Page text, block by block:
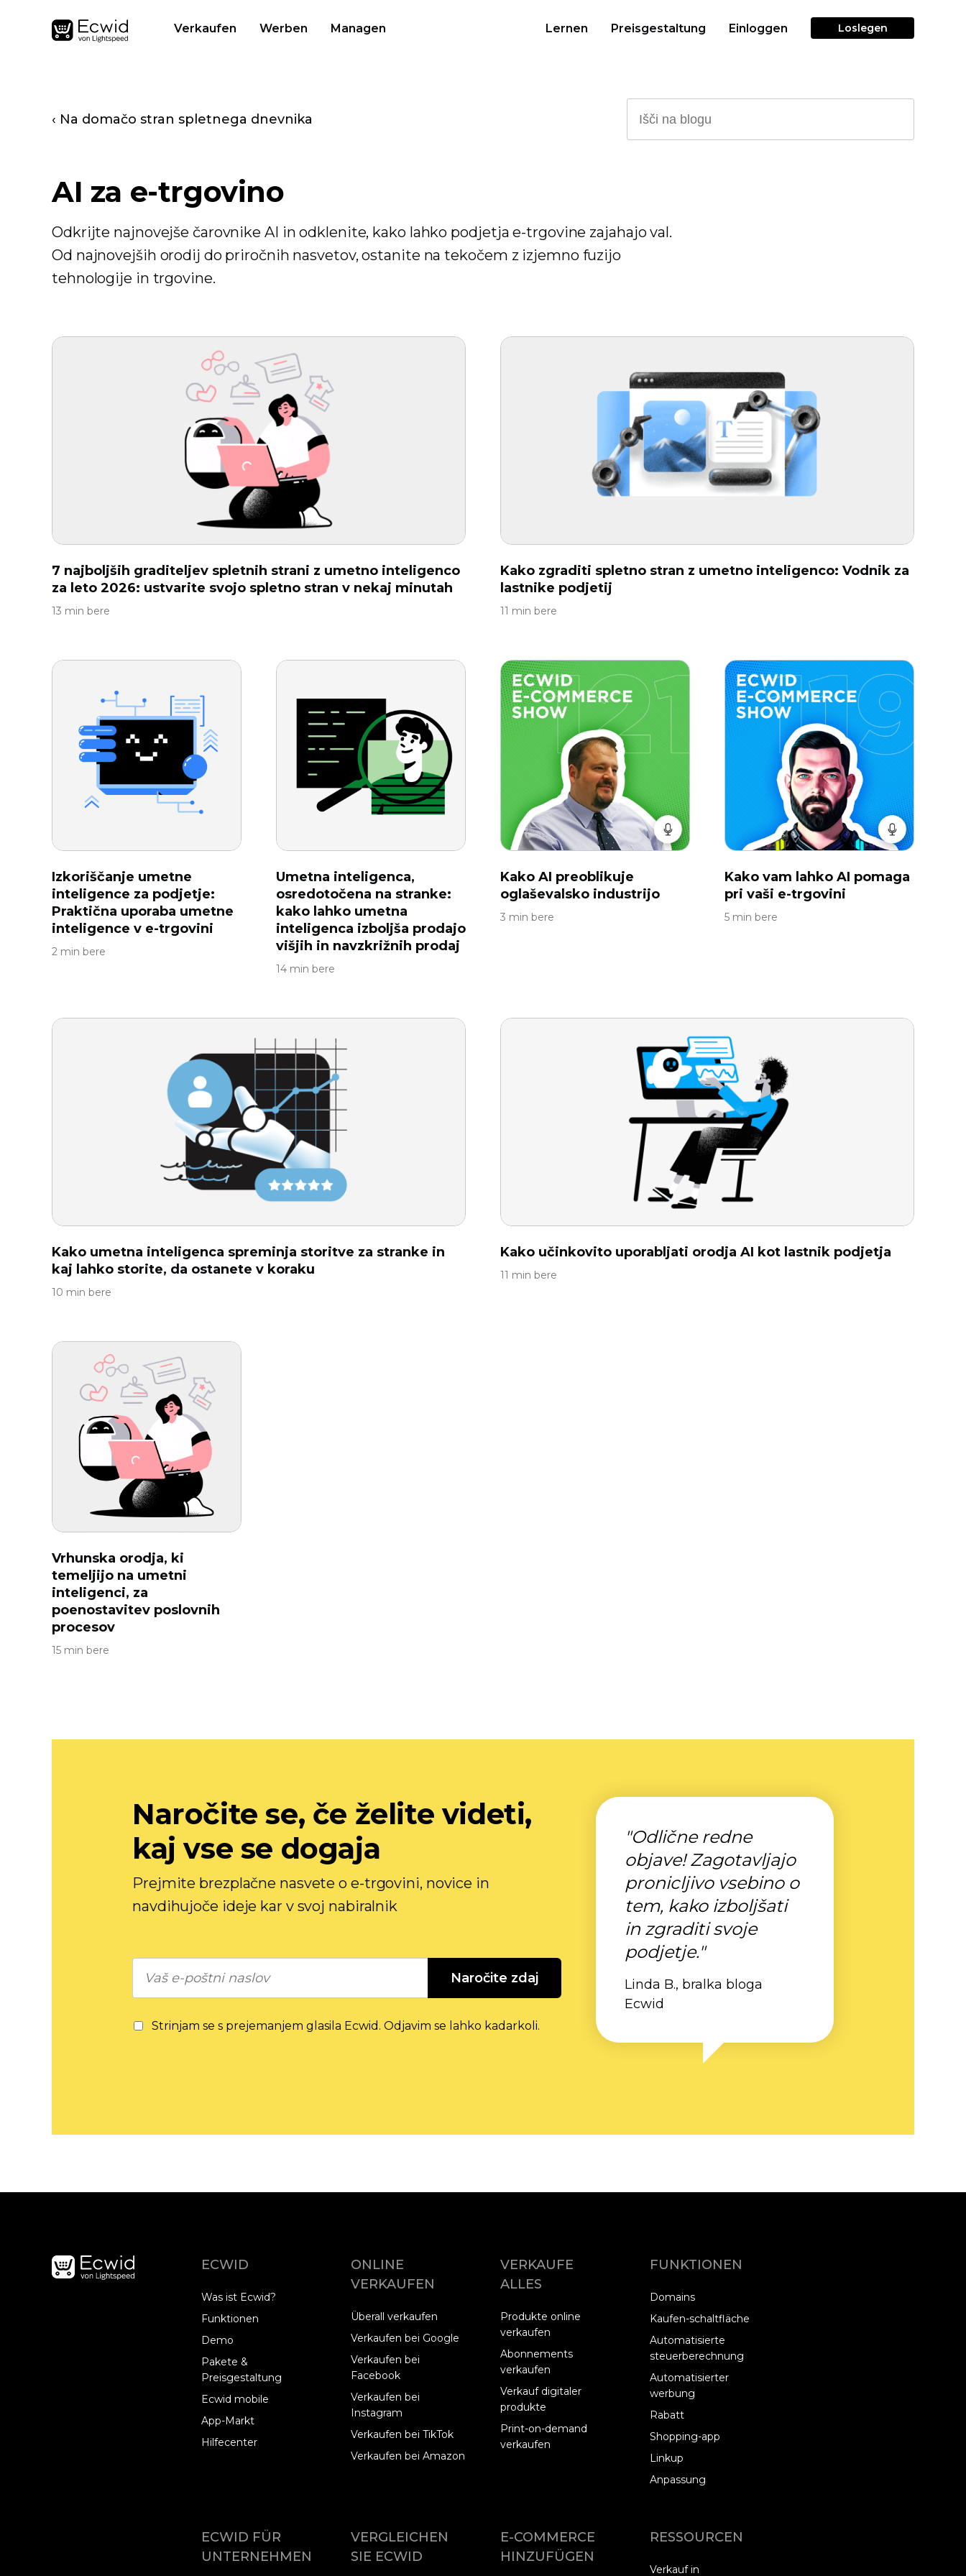
Verkaufen Werben Managen Lernen Preisgestaltung Einloggen Loslegen
‹ Na domačo stran spletnega dnevnika
AI za e-trgovino
Odkrijte najnovejše čarovnike AI in odklenite, kako lahko podjetja e-trgovine zajahajo val.
Od najnovejših orodij do priročnih nasvetov, ostanite na tekočem z izjemno fuzijo
tehnologije in trgovine.
7 najboljših graditeljev spletnih strani z umetno inteligenco
za leto 2026: ustvarite svojo spletno stran v nekaj minutah
13 min bere
Kako zgraditi spletno stran z umetno inteligenco: Vodnik za
lastnike podjetij
11 min bere
Izkoriščanje umetne
inteligence za podjetje:
Praktična uporaba umetne
inteligence v e-trgovini
2 min bere
Umetna inteligenca,
osredotočena na stranke:
kako lahko umetna
inteligenca izboljša prodajo
višjih in navzkrižnih prodaj
14 min bere
Kako AI preoblikuje
oglaševalsko industrijo
3 min bere
Kako vam lahko AI pomaga
pri vaši e-trgovini
5 min bere
Kako umetna inteligenca spreminja storitve za stranke in
kaj lahko storite, da ostanete v koraku
10 min bere
Kako učinkovito uporabljati orodja AI kot lastnik podjetja
11 min bere
Vrhunska orodja, ki
temeljijo na umetni
inteligenci, za
poenostavitev poslovnih
procesov
15 min bere
Naročite se, če želite videti,
kaj vse se dogaja
Prejmite brezplačne nasvete o e-trgovini, novice in
navdihujoče ideje kar v svoj nabiralnik
Naročite zdaj
Strinjam se s prejemanjem glasila Ecwid. Odjavim se lahko kadarkoli.
"Odlične redne
objave! Zagotavljajo
pronicljivo vsebino o
tem, kako izboljšati
in zgraditi svoje
podjetje."
Linda B., bralka bloga
Ecwid
ECWID
Was ist Ecwid?
Funktionen
Demo
Pakete &
Preisgestaltung
Ecwid mobile
App-Markt
Hilfecenter
ONLINE
VERKAUFEN
Überall verkaufen
Verkaufen bei Google
Verkaufen bei
Facebook
Verkaufen bei
Instagram
Verkaufen bei TikTok
Verkaufen bei Amazon
VERKAUFE
ALLES
Produkte online
verkaufen
Abonnements
verkaufen
Verkauf digitaler
produkte
Print-on-demand
verkaufen
FUNKTIONEN
Domains
Kaufen-schaltfläche
Automatisierte
steuerberechnung
Automatisierter
werbung
Rabatt
Shopping-app
Linkup
Anpassung
ECWID FÜR
UNTERNEHMEN
VERGLEICHEN
SIE ECWID
E-COMMERCE
HINZUFÜGEN
RESSOURCEN
Verkauf in